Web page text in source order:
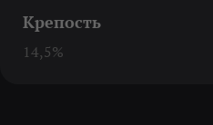
Крепость
14,5%